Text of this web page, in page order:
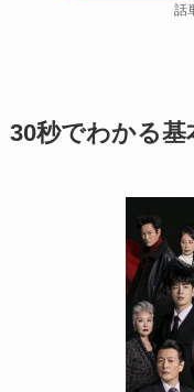
話
30秒でわかる基